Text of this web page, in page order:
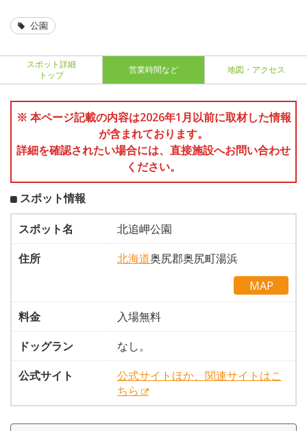
公園
スポット詳細
トップ
営業時間など 地図・アクセス
※ 本ページ記載の内容は2026年1月以前に取材した情報
が含まれております。
詳細を確認されたい場合には、直接施設へお問い合わせ
ください。
スポット情報
スポット名
北追岬公園
住所
北海道奥尻郡奥尻町湯浜
MAP
料金
入場無料
ドッグラン
なし。
公式サイト
公式サイトほか、関連サイトはこ
ちら